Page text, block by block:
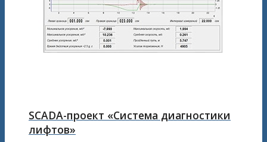
SCADA-проект «Система диагностики
лифтов»